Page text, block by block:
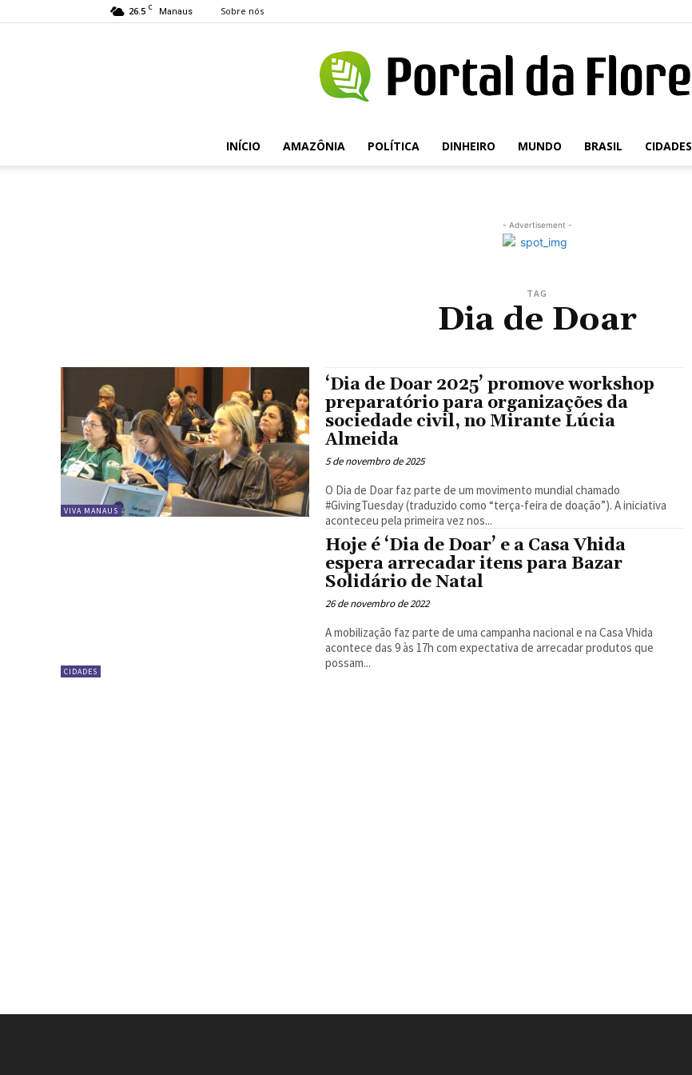
26.5 C Manaus Sobre nós
Portal
INÍCIO AMAZÔNIA POLÍTICA DINHEIRO MUNDO BRASIL CIDADES
- Advertisement -
TAG
Dia de Doar
VIVA MANAUS
‘Dia de Doar 2025’ promove workshop
preparatório para organizações da
sociedade civil, no Mirante Lúcia
Almeida
5 de novembro de 2025
O Dia de Doar faz parte de um movimento mundial chamado
#GivingTuesday (traduzido como “terça-feira de doação”). A iniciativa
aconteceu pela primeira vez nos...
CIDADES
Hoje é ‘Dia de Doar’ e a Casa Vhida
espera arrecadar itens para Bazar
Solidário de Natal
26 de novembro de 2022
A mobilização faz parte de uma campanha nacional e na Casa Vhida
acontece das 9 às 17h com expectativa de arrecadar produtos que
possam...